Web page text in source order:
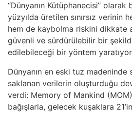
“Dünyanın Kütüphanecisi” olarak
yüzyılda üretilen sınırsız verinin
hem de kaybolma riskini dikkate
güvenli ve sürdürülebilir bir
edilebileceği bir yöntem
Dünyanın en eski tuz madeninde
saklanan verilerin oluşturduğu
verdi: Memory of Mankind
bağışlarla, gelecek kuşaklara